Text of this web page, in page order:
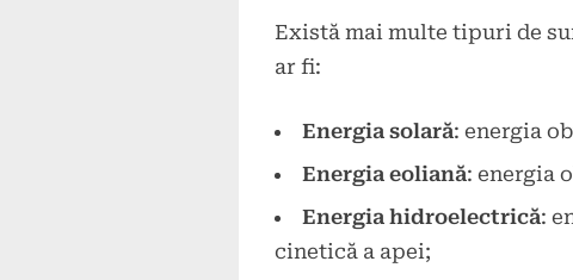
Există mai multe tipuri de
ar fi:
Energia solară: energia
Energia eoliană: energia
Energia hidroelectrică:
cinetică a apei;